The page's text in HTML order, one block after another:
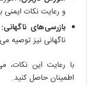
و رعایت نکات
بازرسی‌های ناگهانی:
ناگهانی نیز توصیه
با رعایت این نکات،
اطمینان حاصل کنید.